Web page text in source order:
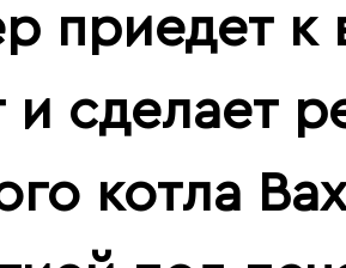
приедет к
и сделает
котла